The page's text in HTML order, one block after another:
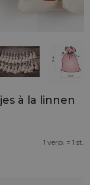
à la linnen
1 verp. = 1 st.